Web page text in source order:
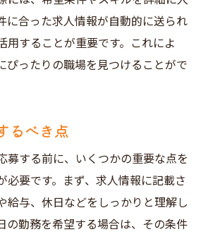
に合った求人情報が自動的に送られ
用することが重要です。これによ
ぴったりの職場を見つけることがで
るべき点
募する前に、いくつかの重要な点を
必要です。まず、求人情報に記載さ
給与、休日などをしっかりと理解し
の勤務を希望する場合は、その条件